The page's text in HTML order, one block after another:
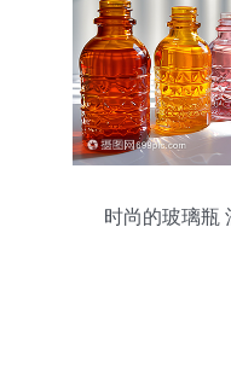
时尚的玻璃瓶